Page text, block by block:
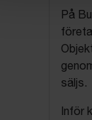
På
säljs.
Inför